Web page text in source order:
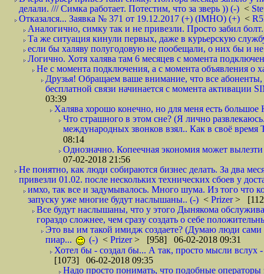
делали. /// Симка работает. Потестим, что за зверь )) (-) <
Отказался... Заявка № 371 от 19.12.2017 (+) (IMHO) (+) <
Аналогично, симку так и не привезли. Просто забил
Та же ситуация кинули первых, даже в курьерскую
если бы халяву полугодовую не пообещали, о них бы и
Логично. Хотя халява там 6 месяцев с момента
Не с момента подключения, а с момента объявления о
Друзья! Обращаем ваше внимание, что все
бесплатной связи начинается с момента
03:39
Халява хорошо конечно, но для меня есть
Что страшного в этом сне? (Я лично
международных звонков взял.. Как в своё
08:14
Однозначно. Копеечная экономия может
07-02-2018 21:56
Не понятно, как люди собираются бизнес делать. За два
привезли 01.02. после нескольких технических сбоев у
имхо, так все и задумывалось. Много шума. Из того что
запуску уже многие будут наслышаны.. (-) < Prizer>
Все будут наслышаны, что у этого Дынякома
гораздо сложнее, чем сразу создать о себе
Это вы им такой имидж создаете? (Думаю люди сами
пиар...
(-) < Prizer> [958] 06-02-2018 09:31
Хотел бы - создал бы... А так, просто мысли вслух
[1073] 06-02-2018 09:35
Надо просто понимать, что подобные